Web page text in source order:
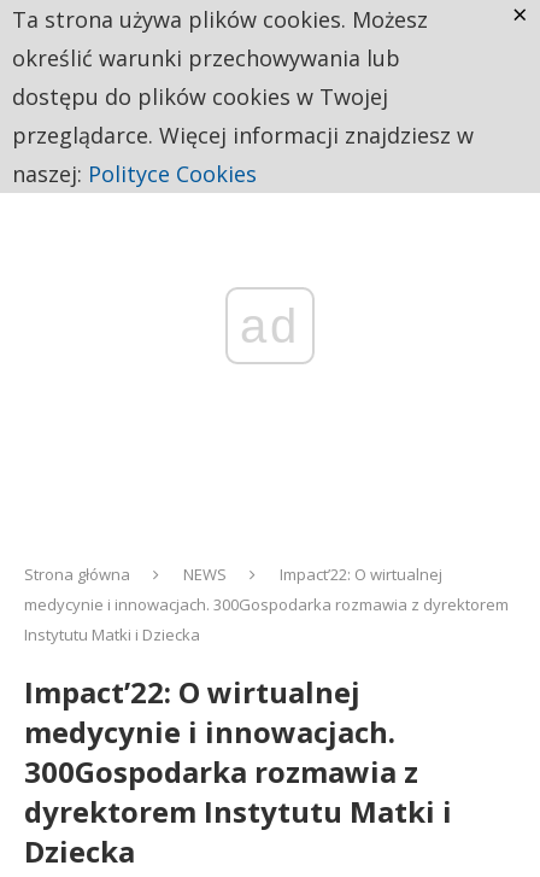
ad
Strona główna NEWS
Impact’22: O wirtualnej
medycynie i innowacjach. 300Gospodarka rozmawia z dyrektorem
Instytutu Matki i Dziecka
Impact’22: O wirtualnej
medycynie i innowacjach.
300Gospodarka rozmawia z
dyrektorem Instytutu Matki i
Dziecka
Ta strona używa plików cookies. Możesz
określić warunki przechowywania lub
dostępu do plików cookies w Twojej
przeglądarce. Więcej informacji znajdziesz w
naszej: Polityce Cookies
×